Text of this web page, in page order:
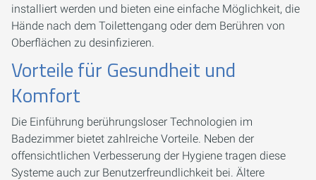
installiert werden und bieten eine einfache Möglichkeit, die
Hände nach dem Toilettengang oder dem Berühren von
Oberflächen zu desinfizieren.
Vorteile für Gesundheit und
Komfort
Die Einführung berührungsloser Technologien im
Badezimmer bietet zahlreiche Vorteile. Neben der
offensichtlichen Verbesserung der Hygiene tragen diese
Systeme auch zur Benutzerfreundlichkeit bei. Ältere